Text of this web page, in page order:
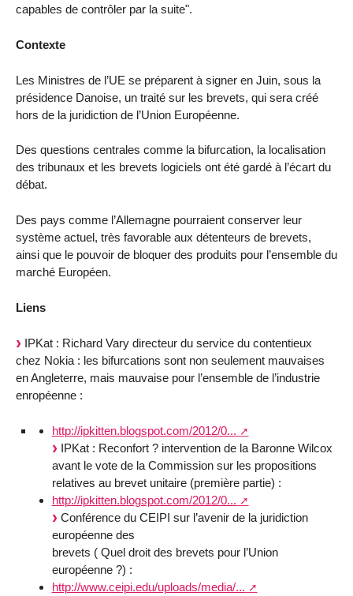
capables de contrôler par la suite".
Contexte
Les Ministres de l’UE se préparent à signer en Juin, sous la
présidence Danoise, un traité sur les brevets, qui sera créé
hors de la juridiction de l’Union Européenne.
Des questions centrales comme la bifurcation, la localisation
des tribunaux et les brevets logiciels ont été gardé à l’écart du
débat.
Des pays comme l’Allemagne pourraient conserver leur
système actuel, très favorable aux détenteurs de brevets,
ainsi que le pouvoir de bloquer des produits pour l’ensemble du
marché Européen.
Liens
IPKat : Richard Vary directeur du service du contentieux
chez Nokia : les bifurcations sont non seulement mauvaises
en Angleterre, mais mauvaise pour l’ensemble de l’industrie
enropéenne :
http://ipkitten.blogspot.com/2012/0...
IPKat : Reconfort ? intervention de la Baronne Wilcox
avant le vote de la Commission sur les propositions
relatives au brevet unitaire (première partie) :
http://ipkitten.blogspot.com/2012/0...
Conférence du CEIPI sur l’avenir de la juridiction
européenne des
brevets ( Quel droit des brevets pour l’Union
européenne ?) :
http://www.ceipi.edu/uploads/media/...